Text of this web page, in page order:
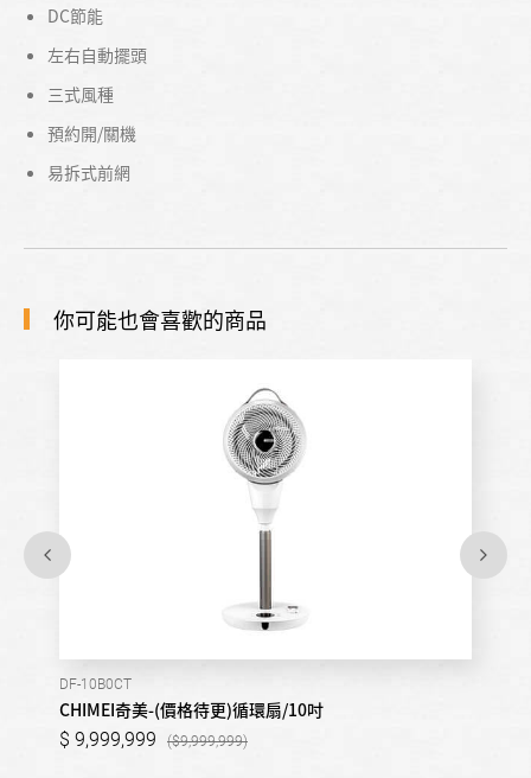
DC節能
左右自動擺頭
三式風種
預約開/關機
易拆式前網
你可能也會喜歡的商品
DF-10B0CT
CHIMEI奇美-(價格待更)循環扇/10吋
9,999,999 9,999,999